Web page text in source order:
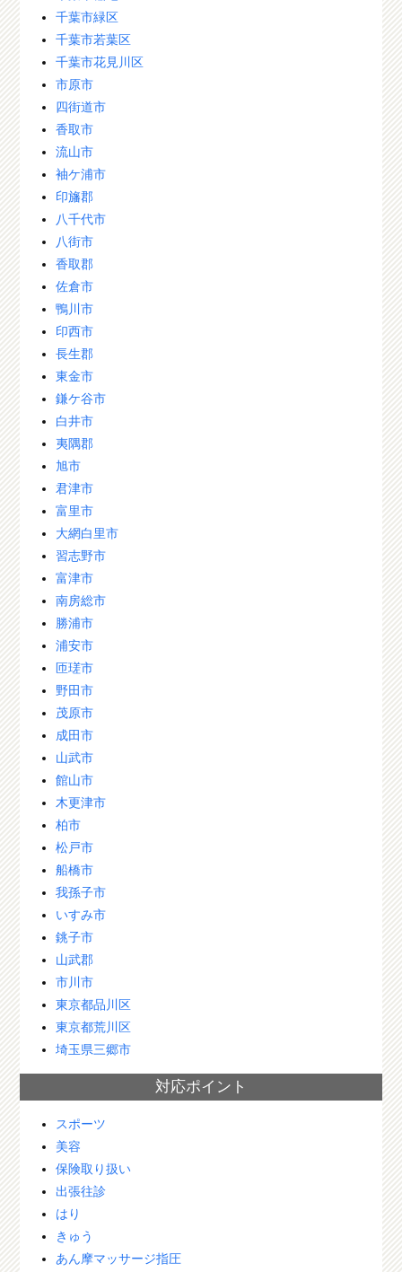
千葉市緑区
千葉市若葉区
千葉市花見川区
市原市
四街道市
香取市
流山市
袖ケ浦市
印旛郡
八千代市
八街市
香取郡
佐倉市
鴨川市
印西市
長生郡
東金市
鎌ケ谷市
白井市
夷隅郡
旭市
君津市
富里市
大網白里市
習志野市
富津市
南房総市
勝浦市
浦安市
匝瑳市
野田市
茂原市
成田市
山武市
館山市
木更津市
柏市
松戸市
船橋市
我孫子市
いすみ市
銚子市
山武郡
市川市
東京都品川区
東京都荒川区
埼玉県三郷市
対応ポイント
スポーツ
美容
保険取り扱い
出張往診
はり
きゅう
あん摩マッサージ指圧